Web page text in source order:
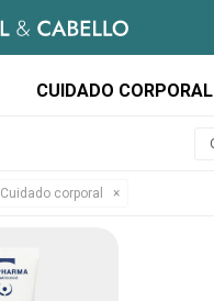
CUIDADO CORPORAL
Cuidado corporal